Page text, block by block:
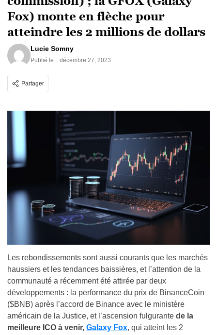
Fox) monte en flèche pour
atteindre les 2 millions de dollars
Lucie Somny
Publié le : décembre 27, 2023
Partager
Les rebondissements sont aussi courants que les marchés
haussiers et les tendances baissières, et l’attention de la
communauté a récemment été attirée par deux
développements : la performance du prix de BinanceCoin
($BNB) après l’accord de Binance avec le ministère
américain de la Justice, et l’ascension fulgurante de la
meilleure ICO à venir, Galaxy Fox, qui atteint les 2